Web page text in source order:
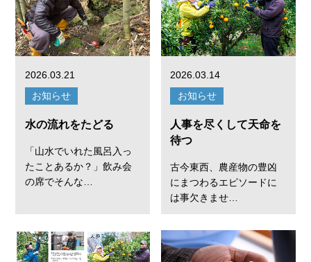
2026.03.21
お知らせ
水の流れをたどる
「山水でいれた風呂入っ
たことあるか？」飲み会
の席でそんな…
2026.03.14
お知らせ
人事を尽くして天命を
待つ
古今東西、農産物の豊凶
にまつわるエピソードに
は事欠きませ…